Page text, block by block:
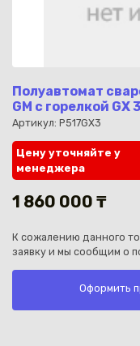
Полуавтомат
GM с горелкой GX
Артикул: P517GX3
Цену уточняйте у
менеджера
1 860 000 ₸
К сожалению данного
заявку и мы сообщим о
Оформить